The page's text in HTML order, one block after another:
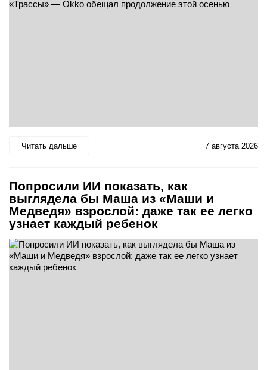
Читать дальше 7 августа 2026
Попросили ИИ показать, как
выглядела бы Маша из «Маши и
Медведя» взрослой: даже так ее легко
узнает каждый ребенок